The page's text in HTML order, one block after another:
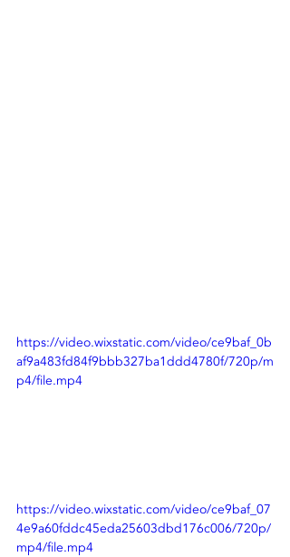
https://video.wixstatic.com/video/ce9baf_0b
af9a483fd84f9bbb327ba1ddd4780f/720p/m
p4/file.mp4
https://video.wixstatic.com/video/ce9baf_07
4e9a60fddc45eda25603dbd176c006/720p/
mp4/file.mp4